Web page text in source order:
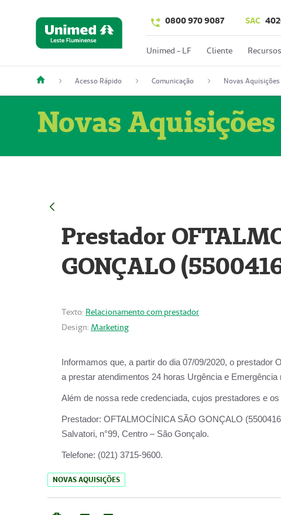
0800 970 9087 SAC
Unimed - LF Cliente
Acesso Rápido Comunicação Novas Aquisições
Novas Aquisições
Prestador
GONÇALO
Texto: Relacionamento com prestador
Design: Marketing
Informamos que, a partir do dia 07/09/2020, o prestador
a prestar atendimentos 24 horas Urgência e
Além de nossa rede credenciada, cujos prestadores e
Prestador: OFTALMOCÍNICA SÃO
Salvatori, n°99, Centro – São Gonçalo.
Telefone: (021) 3715-9600.
NOVAS AQUISIÇÕES